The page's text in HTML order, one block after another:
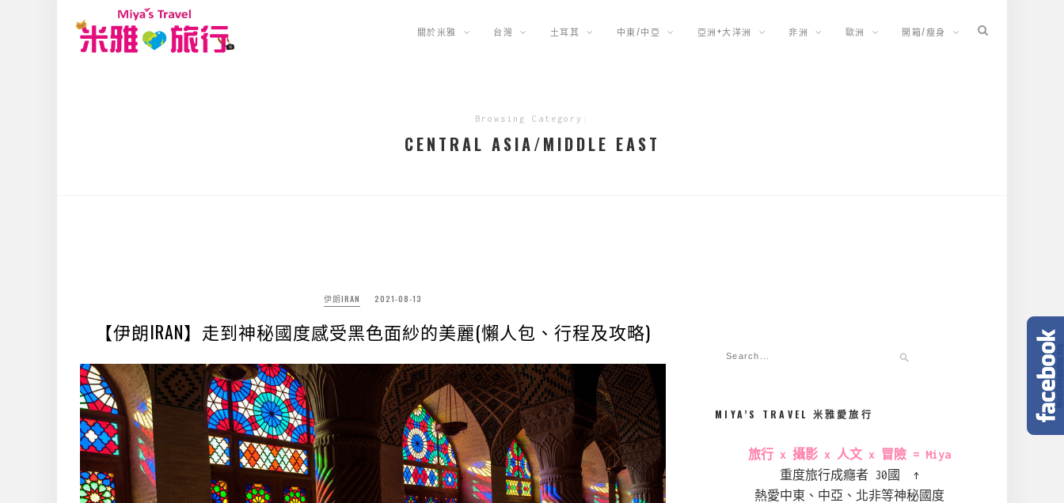
關於米雅 台灣 土耳其 中東/中亞 亞洲+大洋洲 非洲 歐洲 開箱/瘦身
Browsing Category:
CENTRAL ASIA/MIDDLE EAST
伊朗IRAN 2021-08-13
【伊朗IRAN】走到神秘國度感受黑色面紗的美麗(懶人包、行程及攻略)
MIYA’S TRAVEL 米雅愛旅行
旅行 x 攝影 x 人文 x 冒險 = Miya
重度旅行成癮者 30國 ↑
熱愛中東、中亞、北非等神秘國度